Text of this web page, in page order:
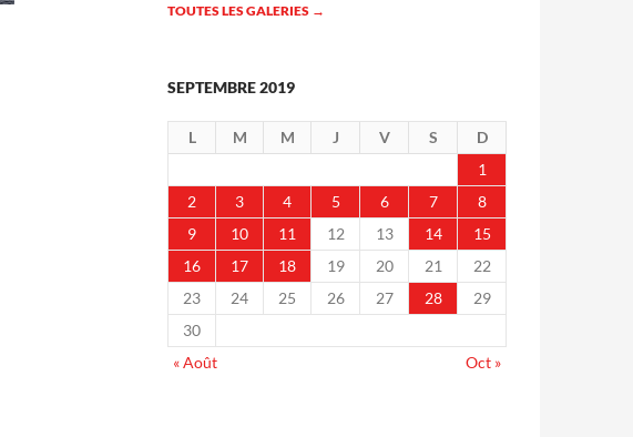
TOUTES LES GALERIES →
SEPTEMBRE 2019
L M M J V S
D
1
2
3 4 5 6 7
8
9
10 11 12 13 14
15
16
17 18 19 20 21
22
23
24 25 26 27 28
29
30
« Août
Oct »